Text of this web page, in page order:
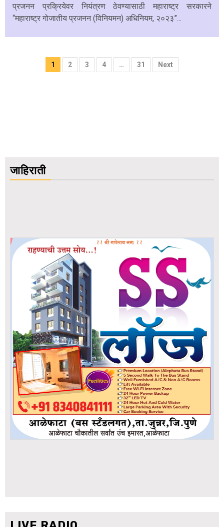
प्रजनन प्रक्रियेवर नियंत्रण ठेवण्यासाठी महाराष्ट्र सरकारने
“महाराष्ट्र गोजातीय प्रजनन (विनियमन) अधिनियम, २०२३”...
Posts
1 2 3 4 … 31 Next
जाहिराती